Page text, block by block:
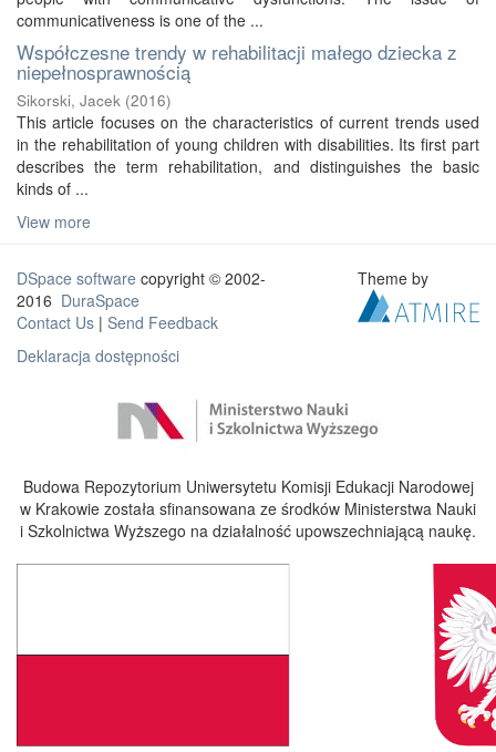
communicativeness is one of the ...
Współczesne trendy w rehabilitacji małego dziecka z
niepełnosprawnością
Sikorski, Jacek (2016)
This article focuses on the characteristics of current trends used
in the rehabilitation of young children with disabilities. Its first part
describes the term rehabilitation, and distinguishes the basic
kinds of ...
View more
DSpace software copyright © 2002-
2016 DuraSpace
Contact Us | Send Feedback
Deklaracja dostępności
Theme by
Budowa Repozytorium Uniwersytetu Komisji Edukacji Narodowej
w Krakowie została sfinansowana ze środków Ministerstwa Nauki
i Szkolnictwa Wyższego na działalność upowszechniającą naukę.